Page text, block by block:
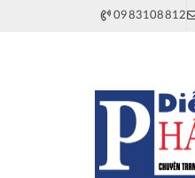
0983108812